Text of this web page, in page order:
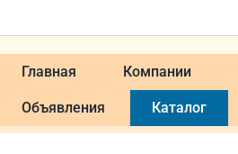
Главная Компании
Объявления Каталог